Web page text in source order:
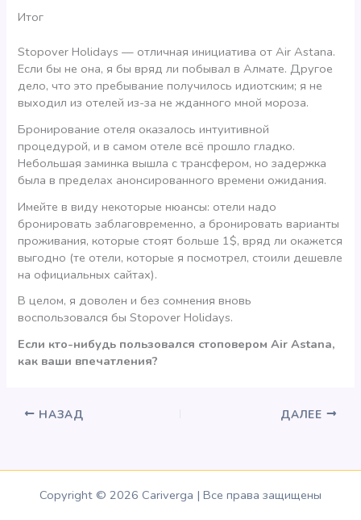
Итог
Stopover Holidays — отличная инициатива от Air Astana.
Если бы не она, я бы вряд ли побывал в Алмате. Другое
дело, что это пребывание получилось идиотским; я не
выходил из отелей из-за не жданного мной мороза.
Бронирование отеля оказалось интуитивной
процедурой, и в самом отеле всё прошло гладко.
Небольшая заминка вышла с трансфером, но задержка
была в пределах анонсированного времени ожидания.
Имейте в виду некоторые нюансы: отели надо
бронировать заблаговременно, а бронировать варианты
проживания, которые стоят больше 1$, вряд ли окажется
выгодно (те отели, которые я посмотрел, стоили дешевле
на официальных сайтах).
В целом, я доволен и без сомнения вновь
воспользовался бы Stopover Holidays.
Если кто-нибудь пользовался стоповером Air Astana,
как ваши впечатления?
НАЗАД ДАЛЕЕ
Copyright © 2026 Cariverga | Все права защищены